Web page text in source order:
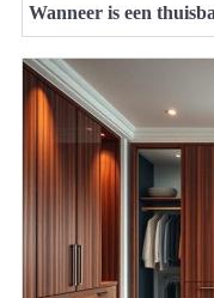
Wanneer is een